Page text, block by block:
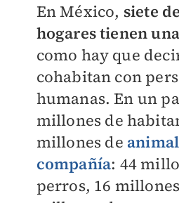
En México, siete
hogares tienen
como hay que
cohabitan con
humanas. En un
millones de
millones de
compañía: 44
perros, 16